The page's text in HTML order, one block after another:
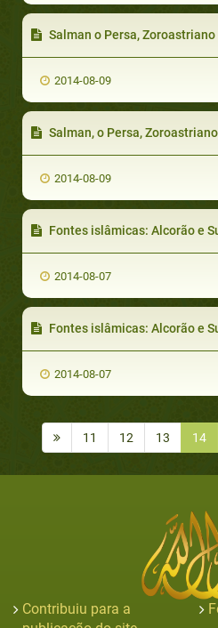
Salman o Persa, Zoroastriano - Pérsia
2014-08-09
Salman, o Persa, Zoroastriano - Pérsia (parte
2014-08-09
Fontes islâmicas: Alcorão e
2014-08-07
Fontes islâmicas: Alcorão e
2014-08-07
11 12 13 14
Contribuiu para a